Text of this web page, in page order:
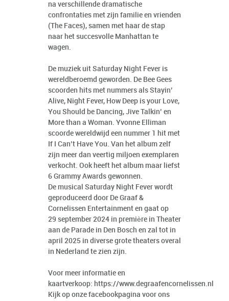
na verschillende dramatische
confrontaties met zijn familie en vrienden
(The Faces), samen met haar de stap
naar het succesvolle Manhattan te
wagen.
De muziek uit Saturday Night Fever is
wereldberoemd geworden. De Bee Gees
scoorden hits met nummers als Stayin’
Alive, Night Fever, How Deep is your Love,
You Should be Dancing, Jive Talkin’ en
More than a Woman. Yvonne Elliman
scoorde wereldwijd een nummer 1 hit met
If I Can’t Have You. Van het album zelf
zijn meer dan veertig miljoen exemplaren
verkocht. Ook heeft het album maar liefst
6 Grammy Awards gewonnen.
De musical Saturday Night Fever wordt
geproduceerd door De Graaf &
Cornelissen Entertainment en gaat op
29 september 2024 in première in Theater
aan de Parade in Den Bosch en zal tot in
april 2025 in diverse grote theaters overal
in Nederland te zien zijn.
Voor meer informatie en
kaartverkoop: https://www.degraafencornelissen.nl
Kijk op onze facebookpagina voor ons